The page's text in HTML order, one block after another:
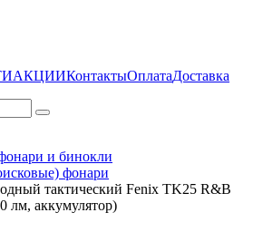
АКЦИИКонтактыОплатаДоставка
и бинокли
фонари
тактический Fenix TK25 R&B
лм, аккумулятор)